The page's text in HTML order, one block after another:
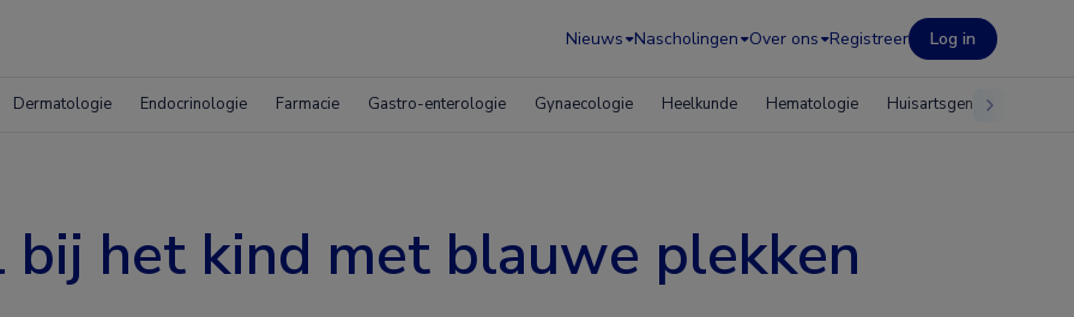
Nieuws Nascholingen Over ons Registreer Log in
Dermatologie Endocrinologie Farmacie Gastro-enterologie Gynaecologie Heelkunde Hematologie Huisartsgeneeskunde
het kind met blauwe plekken